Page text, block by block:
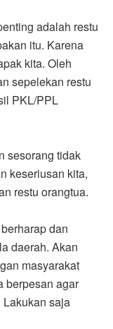
adalah restu
itu. Karena
kita. Oleh
sepelekan restu
PKL/PPL
sesorang tidak
keseriusan kita,
restu orangtua.
dan
daerah. Akan
masyarakat
berpesan agar
Lakukan saja